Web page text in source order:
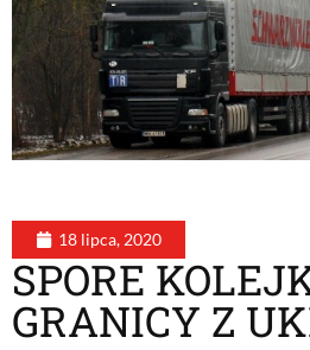
18 lipca, 2020
SPORE
GRANICY Z